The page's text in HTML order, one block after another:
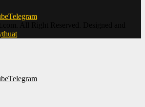
Telegram
Telegram